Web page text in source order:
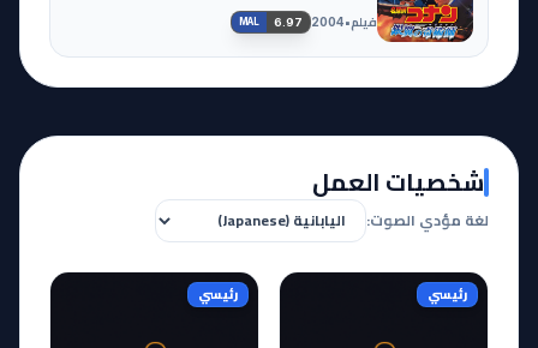
فيلم•
2004
MAL 6.97
شخصيات العمل
لغة مؤدي الصوت:
رئيسي رئيسي